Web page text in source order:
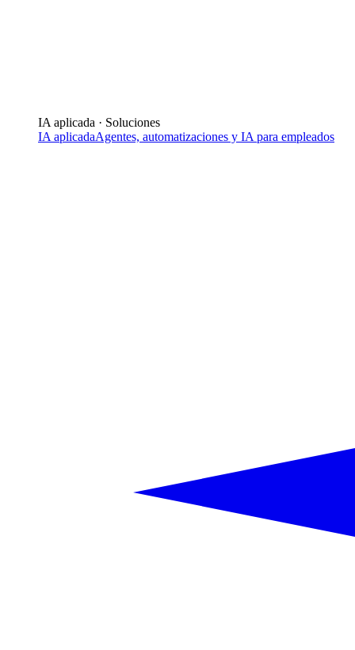
IA aplicada · Soluciones
IA aplicadaAgentes, automatizaciones y IA para empleados